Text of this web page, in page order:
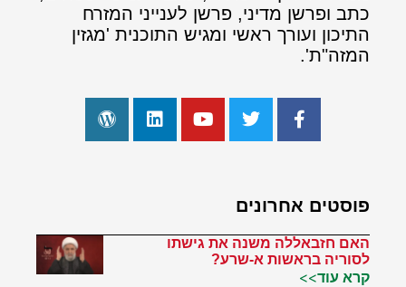
כתב ופרשן מדיני, פרשן לענייני המזרח
התיכון ועורך ראשי ומגיש התוכנית 'מגזין
המזה"ת'.
פוסטים אחרונים
האם חזבאללה משנה את גישתו
לסוריה בראשות א-שרע?
קרא עוד>>